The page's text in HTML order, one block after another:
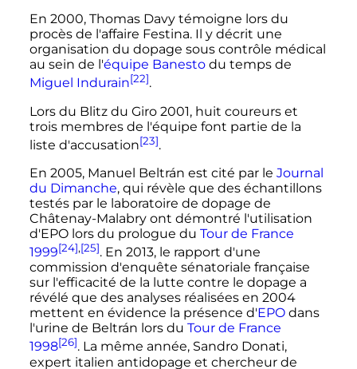
En 2000, Thomas Davy témoigne lors du
procès de l'affaire Festina. Il y décrit une
organisation du dopage sous contrôle médical
au sein de l'équipe Banestodu temps de
Miguel Indurain[22].
Lors du Blitz du Giro 2001, huit coureurs et
trois membres de l'équipe font partie de la
liste d'accusation[23].
En 2005, Manuel Beltrán est cité par le Journal
du Dimanche, qui révèle que des échantillons
testés par le laboratoire de dopage de
Châtenay-Malabry ont démontré l'utilisation
d'EPO lors du prologue du Tour de France
1999[24],[25]. En 2013, le rapport d'une
commission d'enquête sénatoriale française
sur l'efficacité de la lutte contre le dopage a
révélé que des analyses réalisées en 2004
mettent en évidence la présence d'EPOdans
l'urine de Beltrán lors du Tour de France
1998[26]. La même année, Sandro Donati,
expert italien antidopage et chercheur de